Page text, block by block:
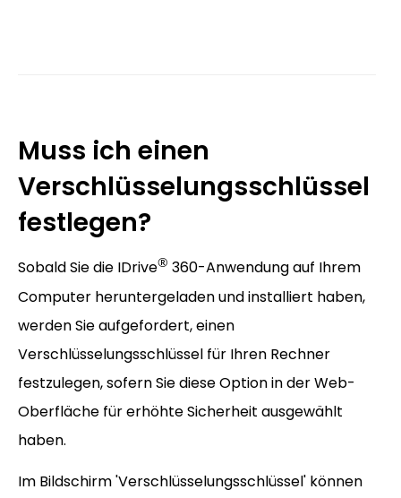
Muss ich einen
Verschlüsselungsschlüssel
festlegen?
Sobald Sie die IDrive® 360-Anwendung auf Ihrem
Computer heruntergeladen und installiert haben,
werden Sie aufgefordert, einen
Verschlüsselungsschlüssel für Ihren Rechner
festzulegen, sofern Sie diese Option in der Web-
Oberfläche für erhöhte Sicherheit ausgewählt
haben.
Im Bildschirm 'Verschlüsselungsschlüssel' können